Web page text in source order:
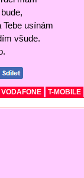
usínám
všude.
VODAFONE T-MOBILE